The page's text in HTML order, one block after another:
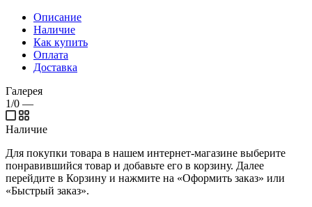
Описание
Наличие
Как купить
Оплата
Доставка
Галерея
1/0 —
Наличие
Для покупки товара в нашем интернет-магазине выберите
понравившийся товар и добавьте его в корзину. Далее
перейдите в Корзину и нажмите на «Оформить заказ» или
«Быстрый заказ».